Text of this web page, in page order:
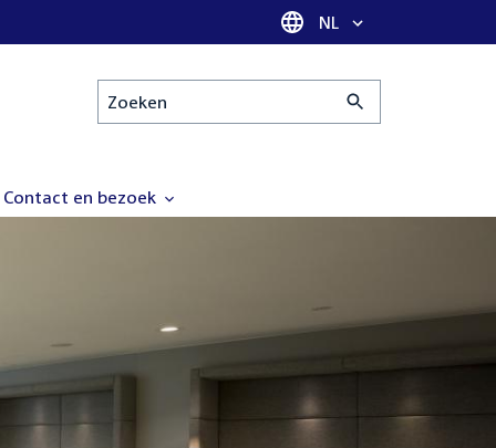
Taal selectie
NL
Zoeken
Contact en bezoek